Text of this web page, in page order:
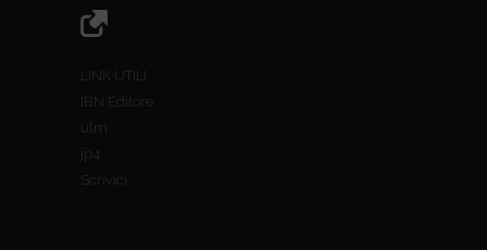
LINK UTILI
IBN Editore
ulm
jp4
Scrivici